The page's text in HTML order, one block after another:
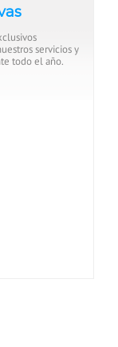
servicios y
todo el año.